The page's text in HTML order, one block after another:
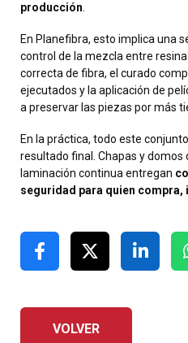
producción
En Planefibra, esto implica una
control de la mezcla entre
correcta de fibra, el curado
ejecutados y la aplicación de
a preservar las piezas por más
En la práctica, todo este
resultado final. Chapas y domos
laminación continua entregan
seguridad para quien compra,
VOLVER